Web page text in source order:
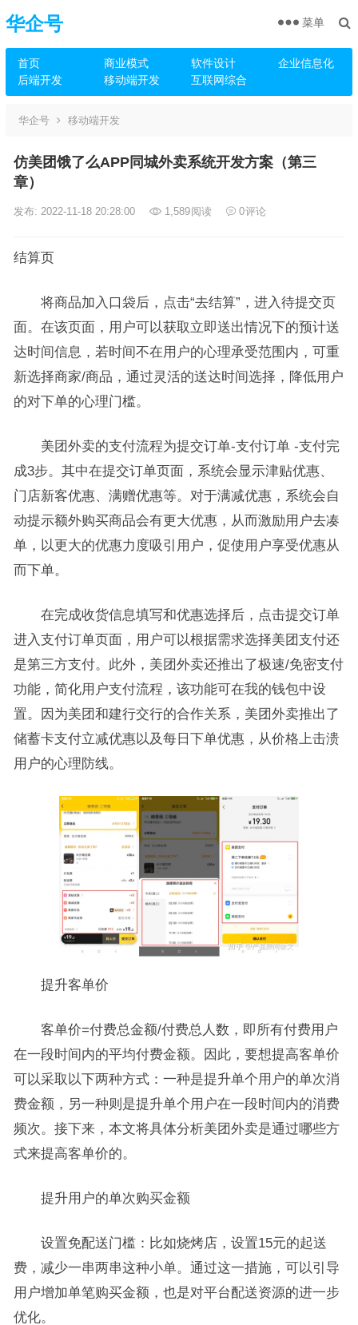
华企号
首页 商业模式 软件设计
企业信息化
后端开发
移动端开发 互联网综合
菜单
华企号 移动端开发
仿美团饿了么APP同城外卖系统开发方案（第三
章）
发布: 2022-11-18 20:28:00 1,589阅读 0评论
结算页
将商品加入口袋后，点击“去结算”，进入待提交页
面。在该页面，用户可以获取立即送出情况下的预计送
达时间信息，若时间不在用户的心理承受范围内，可重
新选择商家/商品，通过灵活的送达时间选择，降低用户
的对下单的心理门槛。
美团外卖的支付流程为提交订单-支付订单 -支付完
成3步。其中在提交订单页面，系统会显示津贴优惠、
门店新客优惠、满赠优惠等。对于满减优惠，系统会自
动提示额外购买商品会有更大优惠，从而激励用户去凑
单，以更大的优惠力度吸引用户，促使用户享受优惠从
而下单。
在完成收货信息填写和优惠选择后，点击提交订单
进入支付订单页面，用户可以根据需求选择美团支付还
是第三方支付。此外，美团外卖还推出了极速/免密支付
功能，简化用户支付流程，该功能可在我的钱包中设
置。因为美团和建行交行的合作关系，美团外卖推出了
储蓄卡支付立减优惠以及每日下单优惠，从价格上击溃
用户的心理防线。
提升客单价
客单价=付费总金额/付费总人数，即所有付费用户
在一段时间内的平均付费金额。因此，要想提高客单价
可以采取以下两种方式：一种是提升单个用户的单次消
费金额，另一种则是提升单个用户在一段时间内的消费
频次。接下来，本文将具体分析美团外卖是通过哪些方
式来提高客单价的。
提升用户的单次购买金额
设置免配送门槛：比如烧烤店，设置15元的起送
费，减少一串两串这种小单。通过这一措施，可以引导
用户增加单笔购买金额，也是对平台配送资源的进一步
优化。